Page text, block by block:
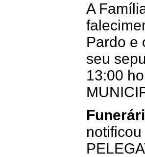
A
Pardo e
seu
13:00